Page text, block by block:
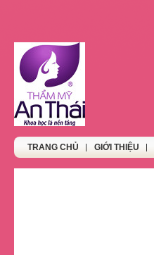
TRANG CHỦ GIỚI THIỆU